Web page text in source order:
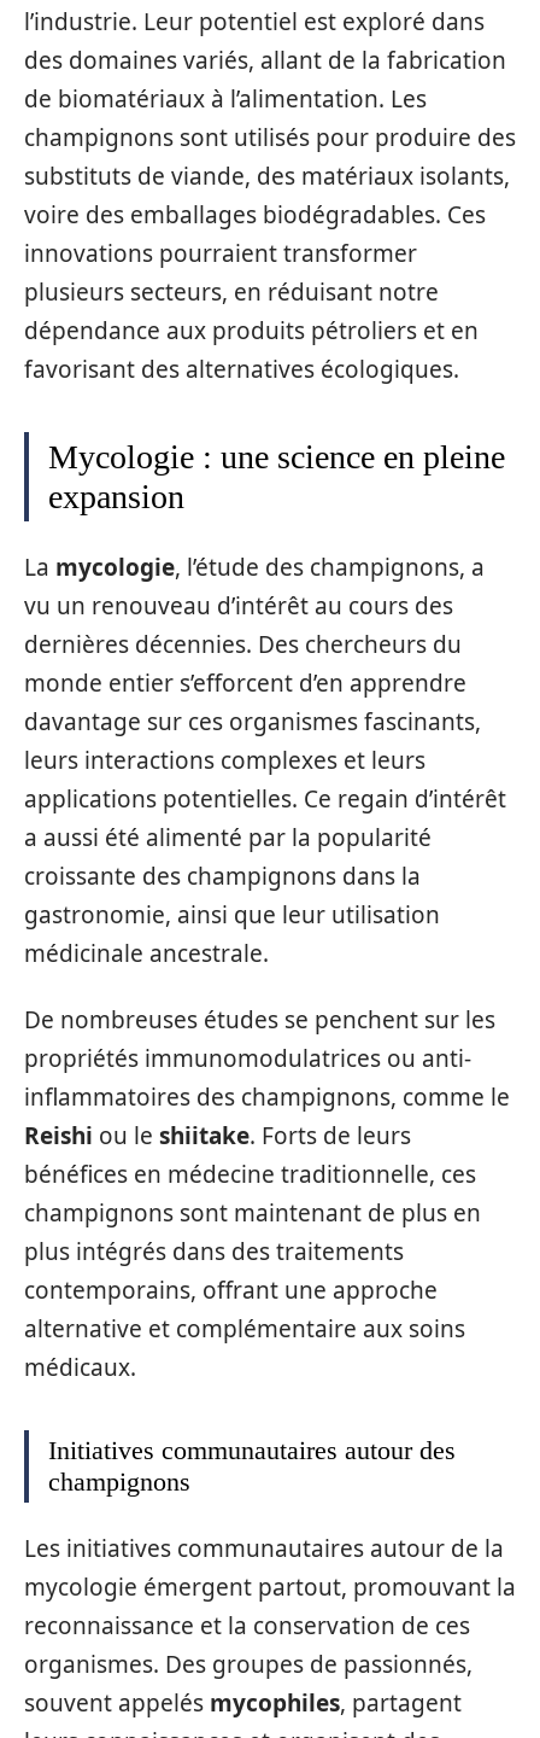
l’industrie. Leur potentiel est exploré dans
des domaines variés, allant de la fabrication
de biomatériaux à l’alimentation. Les
champignons sont utilisés pour produire des
substituts de viande, des matériaux isolants,
voire des emballages biodégradables. Ces
innovations pourraient transformer
plusieurs secteurs, en réduisant notre
dépendance aux produits pétroliers et en
favorisant des alternatives écologiques.
Mycologie : une science en pleine
expansion
La mycologie, l’étude des champignons, a
vu un renouveau d’intérêt au cours des
dernières décennies. Des chercheurs du
monde entier s’efforcent d’en apprendre
davantage sur ces organismes fascinants,
leurs interactions complexes et leurs
applications potentielles. Ce regain d’intérêt
a aussi été alimenté par la popularité
croissante des champignons dans la
gastronomie, ainsi que leur utilisation
médicinale ancestrale.
De nombreuses études se penchent sur les
propriétés immunomodulatrices ou anti-
inflammatoires des champignons, comme le
Reishi ou le shiitake. Forts de leurs
bénéfices en médecine traditionnelle, ces
champignons sont maintenant de plus en
plus intégrés dans des traitements
contemporains, offrant une approche
alternative et complémentaire aux soins
médicaux.
Initiatives communautaires autour des
champignons
Les initiatives communautaires autour de la
mycologie émergent partout, promouvant la
reconnaissance et la conservation de ces
organismes. Des groupes de passionnés,
souvent appelés mycophiles, partagent